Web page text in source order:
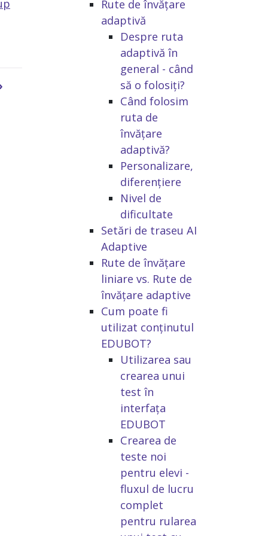
Rute de învățare
adaptivă
Despre ruta
adaptivă în
general - când
să o folosiți?
Când folosim
ruta de
învățare
adaptivă?
Personalizare,
diferențiere
Nivel de
dificultate
Setări de traseu AI
Adaptive
Rute de învățare
liniare vs. Rute de
învățare adaptive
Cum poate fi
utilizat conținutul
EDUBOT?
Utilizarea sau
crearea unui
test în
interfața
EDUBOT
Crearea de
teste noi
pentru elevi -
fluxul de lucru
complet
pentru rularea